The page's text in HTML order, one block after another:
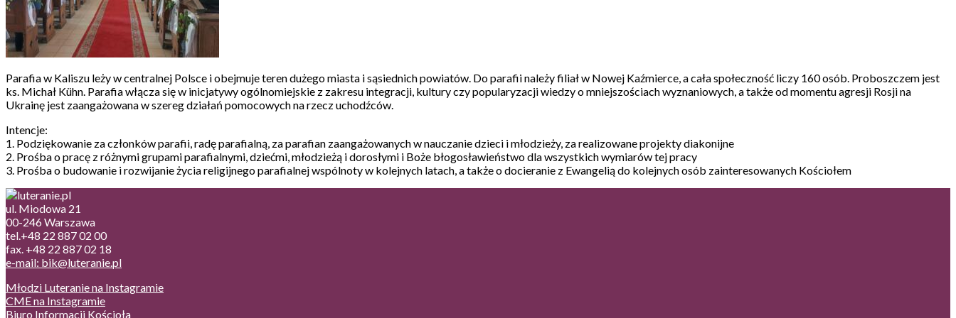
Parafia w Kaliszu leży w centralnej Polsce i obejmuje teren dużego miasta i sąsiednich powiatów. Do parafii należy filiał w Nowej Kaźmierce, a cała społeczność liczy 160 osób. Proboszczem jest
ks. Michał Kühn. Parafia włącza się w inicjatywy ogólnomiejskie z zakresu integracji, kultury czy popularyzacji wiedzy o mniejszościach wyznaniowych, a także od momentu agresji Rosji na
Ukrainę jest zaangażowana w szereg działań pomocowych na rzecz uchodźców.
Intencje:
1. Podziękowanie za członków parafii, radę parafialną, za parafian zaangażowanych w nauczanie dzieci i młodzieży, za realizowane projekty diakonijne
2. Prośba o pracę z różnymi grupami parafialnymi, dziećmi, młodzieżą i dorosłymi i Boże błogosławieństwo dla wszystkich wymiarów tej pracy
3. Prośba o budowanie i rozwijanie życia religijnego parafialnej wspólnoty w kolejnych latach, a także o docieranie z Ewangelią do kolejnych osób zainteresowanych Kościołem
ul. Miodowa 21
00-246 Warszawa
tel.+48 22 887 02 00
fax. +48 22 887 02 18
e-mail: bik@luteranie.pl
Młodzi Luteranie na Instagramie
CME na Instagramie
Biuro Informacji Kościoła